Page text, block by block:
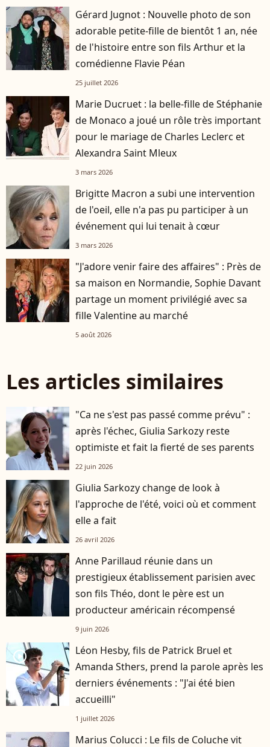
Gérard Jugnot : Nouvelle photo de son
adorable petite-fille de bientôt 1 an, née
de l'histoire entre son fils Arthur et la
comédienne Flavie Péan
25 juillet 2026
Marie Ducruet : la belle-fille de Stéphanie
de Monaco a joué un rôle très important
pour le mariage de Charles Leclerc et
Alexandra Saint Mleux
3 mars 2026
Brigitte Macron a subi une intervention
de l'oeil, elle n'a pas pu participer à un
événement qui lui tenait à cœur
3 mars 2026
"J'adore venir faire des affaires" : Près de
sa maison en Normandie, Sophie Davant
partage un moment privilégié avec sa
fille Valentine au marché
5 août 2026
Les articles similaires
"Ca ne s'est pas passé comme prévu" :
après l'échec, Giulia Sarkozy reste
optimiste et fait la fierté de ses parents
22 juin 2026
Giulia Sarkozy change de look à
l'approche de l'été, voici où et comment
elle a fait
26 avril 2026
Anne Parillaud réunie dans un
prestigieux établissement parisien avec
son fils Théo, dont le père est un
producteur américain récompensé
9 juin 2026
player2
Léon Hesby, fils de Patrick Bruel et
Amanda Sthers, prend la parole après les
derniers événements : "J'ai été bien
accueilli"
1 juillet 2026
Marius Colucci : Le fils de Coluche vit